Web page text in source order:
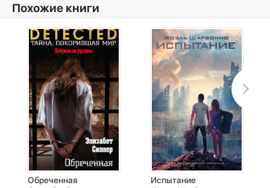
Похожие книги
Обреченная Испытание